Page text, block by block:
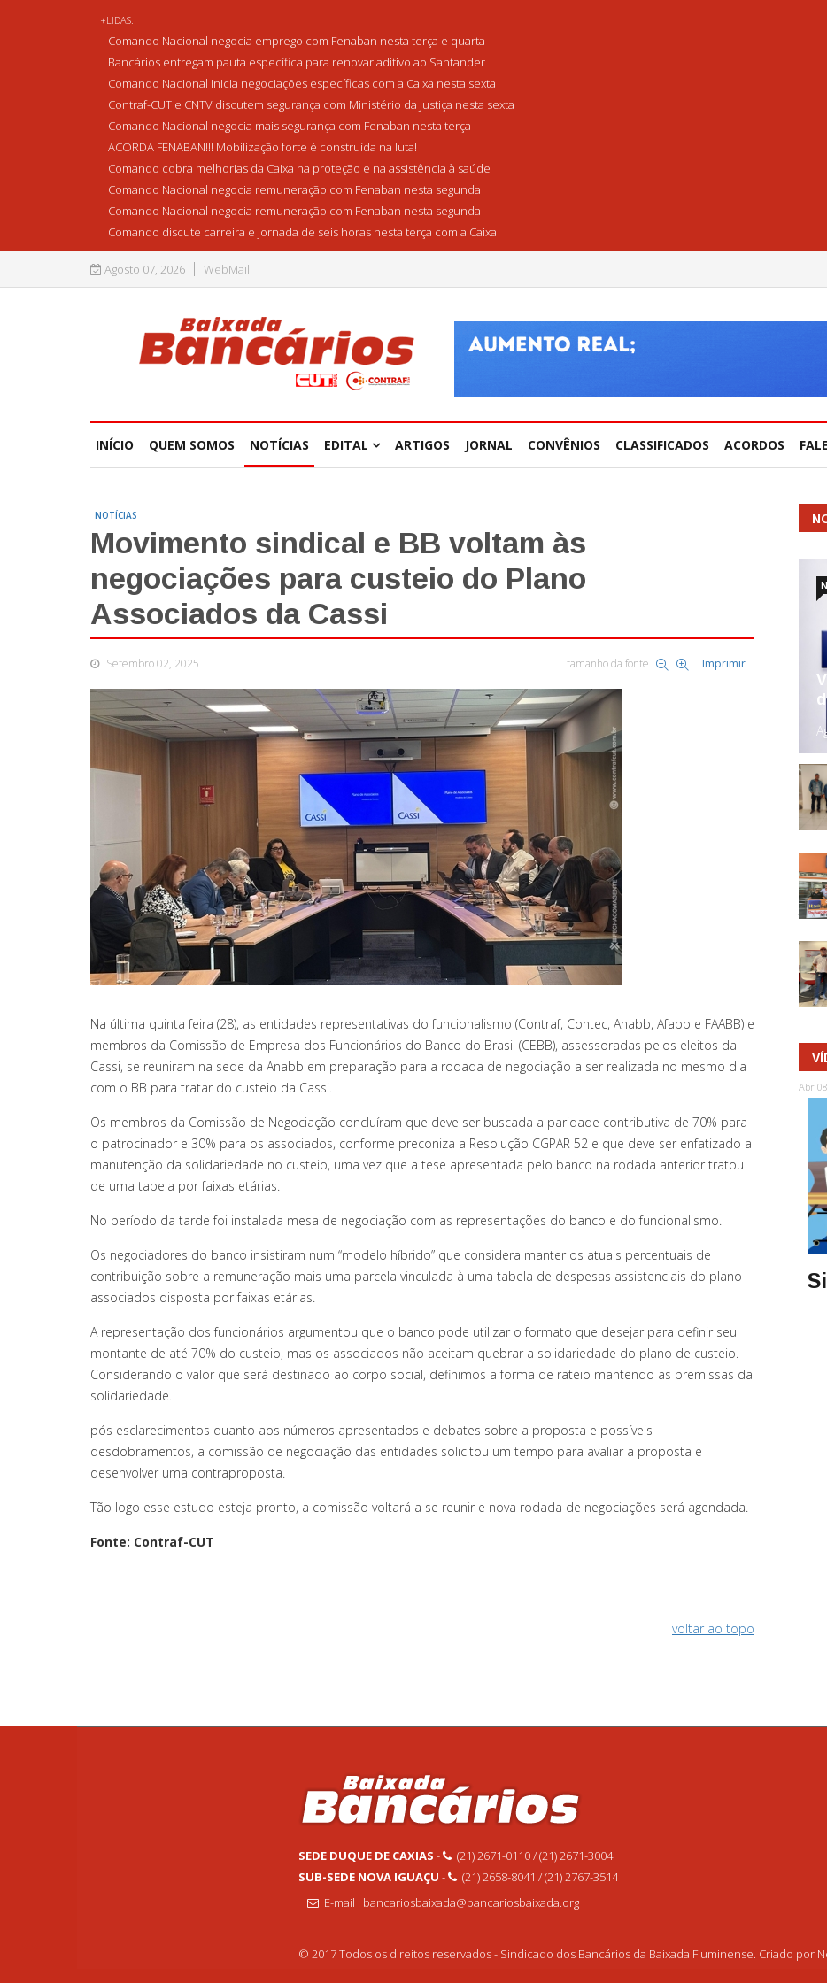
+LIDAS:
Comando Nacional negocia emprego com Fenaban nesta terça e quarta
Bancários entregam pauta específica para renovar aditivo ao Santander
Comando Nacional inicia negociações específicas com a Caixa nesta sexta
Contraf-CUT e CNTV discutem segurança com Ministério da Justiça nesta sexta
Comando Nacional negocia mais segurança com Fenaban nesta terça
ACORDA FENABAN!!! Mobilização forte é construída na luta!
Comando cobra melhorias da Caixa na proteção e na assistência à saúde
Comando Nacional negocia remuneração com Fenaban nesta segunda
Comando Nacional negocia remuneração com Fenaban nesta segunda
Comando discute carreira e jornada de seis horas nesta terça com a Caixa
Agosto 07, 2026 WebMail
INÍCIO QUEM SOMOS NOTÍCIAS EDITAL ARTIGOS JORNAL CONVÊNIOS CLASSIFICADOS ACORDOS
NOTÍCIAS
Movimento sindical e BB voltam às
negociações para custeio do Plano
Associados da Cassi
Setembro 02, 2025 tamanho da fonte Imprimir
Na última quinta feira (28), as entidades representativas do funcionalismo (Contraf, Contec, Anabb, Afabb e FAABB) e
membros da Comissão de Empresa dos Funcionários do Banco do Brasil (CEBB), assessoradas pelos eleitos da
Cassi, se reuniram na sede da Anabb em preparação para a rodada de negociação a ser realizada no mesmo dia
com o BB para tratar do custeio da Cassi.
Os membros da Comissão de Negociação concluíram que deve ser buscada a paridade contributiva de 70% para
o patrocinador e 30% para os associados, conforme preconiza a Resolução CGPAR 52 e que deve ser enfatizado a
manutenção da solidariedade no custeio, uma vez que a tese apresentada pelo banco na rodada anterior tratou
de uma tabela por faixas etárias.
No período da tarde foi instalada mesa de negociação com as representações do banco e do funcionalismo.
Os negociadores do banco insistiram num “modelo híbrido” que considera manter os atuais percentuais de
contribuição sobre a remuneração mais uma parcela vinculada à uma tabela de despesas assistenciais do plano
associados disposta por faixas etárias.
A representação dos funcionários argumentou que o banco pode utilizar o formato que desejar para definir seu
montante de até 70% do custeio, mas os associados não aceitam quebrar a solidariedade do plano de custeio.
Considerando o valor que será destinado ao corpo social, definimos a forma de rateio mantendo as premissas da
solidariedade.
pós esclarecimentos quanto aos números apresentados e debates sobre a proposta e possíveis
desdobramentos, a comissão de negociação das entidades solicitou um tempo para avaliar a proposta e
desenvolver uma contraproposta.
Tão logo esse estudo esteja pronto, a comissão voltará a se reunir e nova rodada de negociações será agendada.
Fonte: Contraf-CUT
voltar ao topo
Jul
Mai
Abr
SEDE DUQUE DE CAXIAS -
(21) 2671-0110 / (21) 2671-3004
SUB-SEDE NOVA IGUAÇU -
(21) 2658-8041 / (21) 2767-3514
E-mail : bancariosbaixada@bancariosbaixada.org
© 2017 Todos os direitos reservados - Sindicado dos Bancários da Baixada Fluminense. Criado por